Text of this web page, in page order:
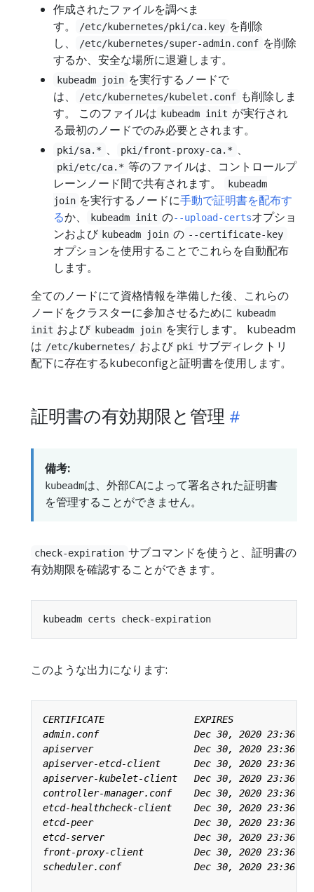
作成されたファイルを調べま
す。
/etc/kubernetes/pki/ca.key を削除
し、
/etc/kubernetes/super-admin.conf を削除
するか、安全な場所に退避します。
kubeadm join を実行するノードで
は、
/etc/kubernetes/kubelet.conf も削除しま
す。 このファイルは kubeadm init が実行され
る最初のノードでのみ必要とされます。
pki/sa.* 、 pki/front-proxy-ca.* 、
pki/etc/ca.* 等のファイルは、コントロールプ
レーンノード間で共有されます。
kubeadm
join を実行するノードに手動で証明書を配布す
るか、 kubeadm init の--upload-certsオプショ
ンおよび kubeadm join の --certificate-key
オプションを使用することでこれらを自動配布
します。
全てのノードにて資格情報を準備した後、これらの
ノードをクラスターに参加させるために kubeadm
init および kubeadm join を実行します。 kubeadm
は /etc/kubernetes/ および pki サブディレクトリ
配下に存在するkubeconfigと証明書を使用します。
証明書の有効期限と管理
備考:
kubeadmは、外部CAによって署名された証明書
を管理することができません。
check-expiration サブコマンドを使うと、証明書の
有効期限を確認することができます。
このような出力になります: